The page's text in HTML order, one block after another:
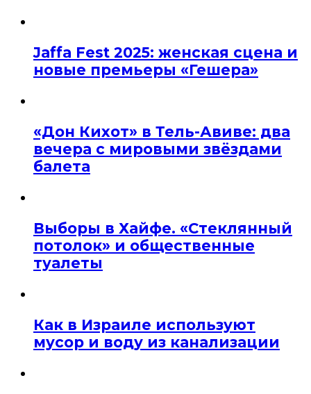
Jaffa Fest 2025: женская сцена и
новые премьеры «Гешера»
«Дон Кихот» в Тель-Авиве: два
вечера с мировыми звёздами
балета
Выборы в Хайфе. «Стеклянный
потолок» и общественные
туалеты
Как в Израиле используют
мусор и воду из канализации